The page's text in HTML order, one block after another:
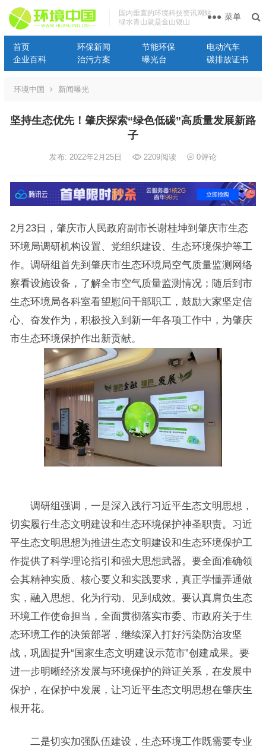
国内垂直的环境科技资讯网站
绿水青山就是金山银山
首页 环保新闻 节能环保
电动汽车
企业百科
治污方案 曝光台 碳排放证书
菜单
环境中国 新闻曝光
坚持生态优先！肇庆探索“绿色低碳”高质量发展新路
子
发布: 2022年2月25日 2209阅读 0评论
2月23日，肇庆市人民政府副市长谢桂坤到肇庆市生态
环境局调研机构设置、党组织建设、生态环境保护等工
作。调研组首先到肇庆市生态环境局空气质量监测网络
察看设施设备，了解全市空气质量监测情况；随后到市
生态环境局各科室看望慰问干部职工，鼓励大家坚定信
心、奋发作为，积极投入到新一年各项工作中，为肇庆
市生态环境保护作出新贡献。
调研组强调，一是深入践行习近平生态文明思想，
切实履行生态文明建设和生态环境保护神圣职责。习近
平生态文明思想为推进生态文明建设和生态环境保护工
作提供了科学理论指引和强大思想武器。要全面准确领
会其精神实质、核心要义和实践要求，真正学懂弄通做
实，融入思想、化为行动、见到成效。要认真肩负生态
环境工作使命担当，全面贯彻落实市委、市政府关于生
态环境工作的决策部署，继续深入打好污染防治攻坚
战，巩固提升“国家生态文明建设示范市”创建成果。要
进一步明晰经济发展与环境保护的辩证关系，在发展中
保护，在保护中发展，让习近平生态文明思想在肇庆生
根开花。
二是切实加强队伍建设，生态环境工作既需要专业